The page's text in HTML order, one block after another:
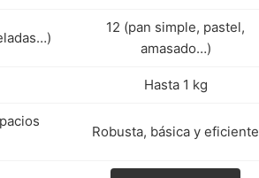
12 (pan simple, pastel,
amasado…)
Hasta 1 kg
Robusta, básica y eficiente